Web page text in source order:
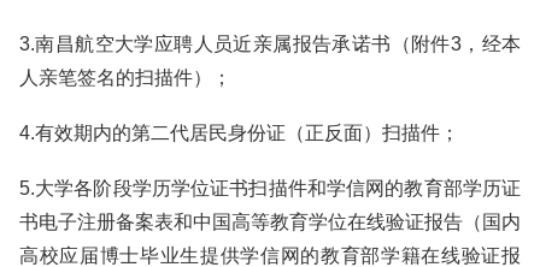
3.南昌航空大学应聘人员近亲属报告承诺书（附件3，经本
人亲笔签名的扫描件）；
4.有效期内的第二代居民身份证（正反面）扫描件；
5.大学各阶段学历学位证书扫描件和学信网的教育部学历证
书电子注册备案表和中国高等教育学位在线验证报告（国内
高校应届博士毕业生提供学信网的教育部学籍在线验证报